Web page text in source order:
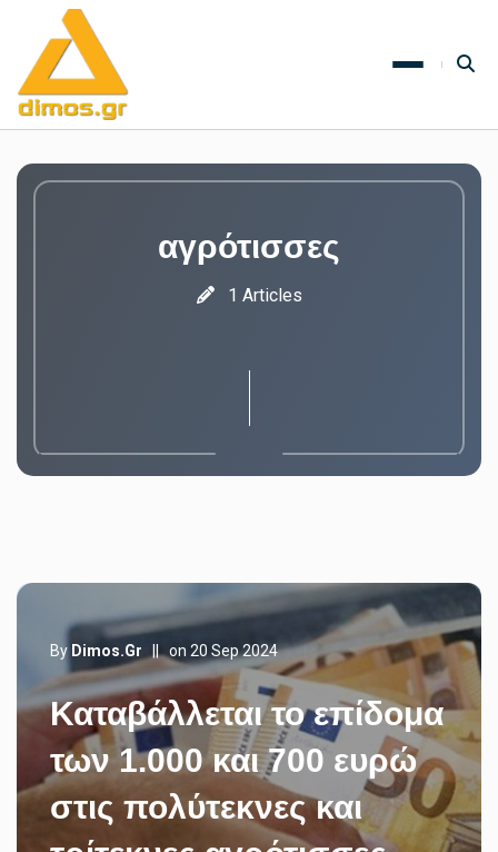
αγρότισσες
1 Articles
By Dimos.gr || on 20 Sep 2024
Καταβάλλεται το επίδομα
των 1.000 και 700 ευρώ
στις πολύτεκνες και